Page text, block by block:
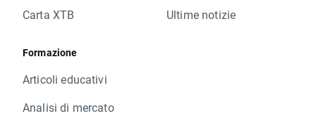
Carta XTB
Formazione
Articoli educativi
Analisi di mercato
Ultime notizie